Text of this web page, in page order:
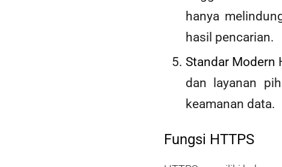
hanya
hasil pencarian.
Standar Modern
dan layanan
keamanan data.
Fungsi HTTPS